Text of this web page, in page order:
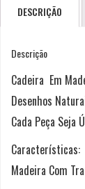
DESCRIÇÃO
Descrição
Cadeira Em
Desenhos
Cada Peça Seja
Características:
Madeira Com